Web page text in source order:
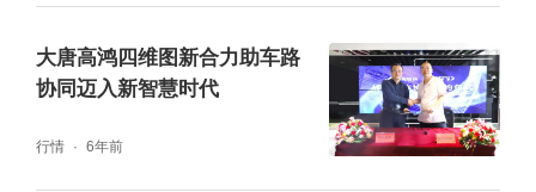
大唐高鸿四维图新合力助车路
协同迈入新智慧时代
行情 6年前